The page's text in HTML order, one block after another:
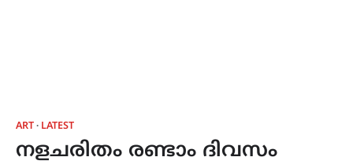
ART LATEST
നളചരിതം രണ്ടാം ദിവസം